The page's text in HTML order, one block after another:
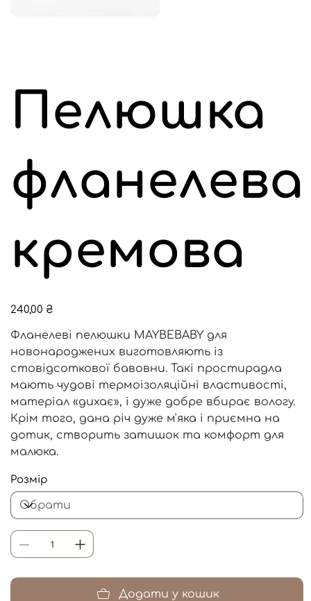
Пелюшка
фланелева
кремова
Ціна
240,00 ₴
Фланелеві пелюшки MAYBEBABY для
новонароджених виготовляють із
стовідсоткової бавовни. Такі простирадла
мають чудові термоізоляційні властивості,
матеріал «дихає», і дуже добре вбирає вологу.
Крім того, дана річ дуже м'яка і приємна на
дотик, створить затишок та комфорт для
малюка.
Розмір
Додати у кошик